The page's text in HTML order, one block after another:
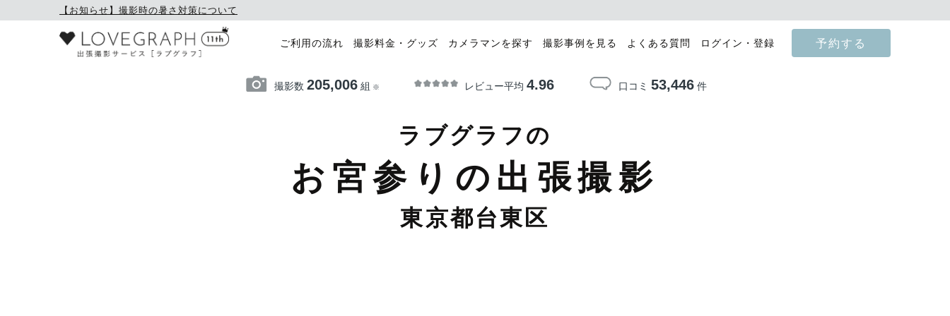
【お知らせ】撮影時の暑さ対策について
ご利用の流れ 撮影料金・グッズ カメラマンを探す 撮影事例を見る よくある質問 ログイン・登録 予約する
撮影数 205,006組 ※ レビュー平均 4.96 口コミ 53,446件
ラブグラフの
お宮参りの出張撮影
東京都台東区